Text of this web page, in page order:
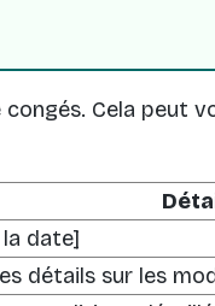
Cela peut
date]
détails sur les